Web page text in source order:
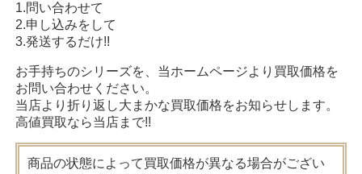
1.問い合わせて
2.申し込みをして
3.発送するだけ!!
お手持ちのシリーズを、当ホームページより買取価格を
お問い合わせください。
当店より折り返し大まかな買取価格をお知らせします。
高値買取なら当店まで!!
商品の状態によって買取価格が異なる場合がござい